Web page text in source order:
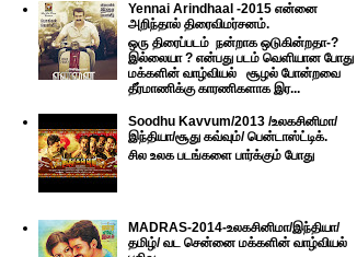
Yennai Arindhaal -2015 என்னை
அறிந்தால் திரைவிமர்சனம்.
ஒரு திரைப்படம் நன்றாக ஒடுகின்றதா-?
இல்லையா ? என்பது படம் வெளியான போது
மக்களின் வாழ்வியல் சூழல் போன்றவை
தீர்மாணிக்கு காரணிகளாக இர...
Soodhu Kavvum/2013 /உலகசினிமா/
இந்தியா/சூது கவ்வும்/ பென்டாஸ்ட்டிக்.
சில உலக படங்களை பார்க்கும் போது
MADRAS-2014-உலகசினிமா/இந்தியா/
தமிழ்/ வட சென்னை மக்களின் வாழ்வியல்